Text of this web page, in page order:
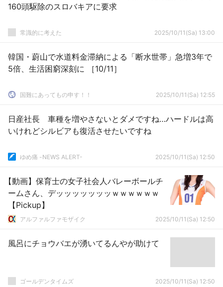
160頭駆除のスロバキアに要求
常識的に考えた 2025/10/11(Sa) 13:00
韓国・蔚山で水道料金滞納による「断水世帯」急増3年で
5倍、生活困窮深刻に ［10/11］
国難にあってもの申す！！ 2025/10/11(Sa) 12:55
日産社長 車種を増やさないとダメですね…ハードルは高
いけれどシルビアも復活させたいですね
ゆめ痛 -NEWS ALERT- 2025/10/11(Sa) 12:50
【動画】保育士の女子社会人バレーボールチ
ームさん、デッッッッッッッｗｗｗｗｗｗ
【Pickup】
アルファルファモザイク 2025/10/11(Sa) 12:50
風呂にチョウバエが湧いてるんやが助けて
ゴールデンタイムズ 2025/10/11(Sa) 12:50